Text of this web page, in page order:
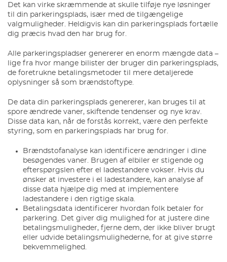
Det kan virke skræmmende at skulle tilføje nye løsninger
til din parkeringsplads, især med de tilgængelige
valgmuligheder. Heldigvis kan din parkeringsplads fortælle
dig præcis hvad den har brug for.
Alle parkeringspladser genererer en enorm mængde data –
lige fra hvor mange bilister der bruger din parkeringsplads,
de foretrukne betalingsmetoder til mere detaljerede
oplysninger så som brændstoftype.
De data din parkeringsplads genererer, kan bruges til at
spore ændrede vaner, skiftende tendenser og nye krav.
Disse data kan, når de forstås korrekt, være den perfekte
styring, som en parkeringsplads har brug for.
Brændstofanalyse kan identificere ændringer i dine
besøgendes vaner. Brugen af elbiler er stigende og
efterspørgslen efter el ladestandere vokser. Hvis du
ønsker at investere i el ladestandere, kan analyse af
disse data hjælpe dig med at implementere
ladestandere i den rigtige skala.
Betalingsdata identificerer hvordan folk betaler for
parkering. Det giver dig mulighed for at justere dine
betalingsmuligheder, fjerne dem, der ikke bliver brugt
eller udvide betalingsmulighederne, for at give større
bekvemmelighed.